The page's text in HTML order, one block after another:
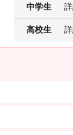
中学生
高校生